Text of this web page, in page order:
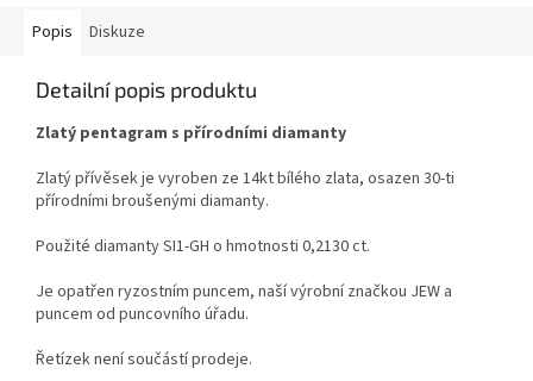
Popis Diskuze
Detailní popis produktu
Zlatý pentagram s přírodními diamanty
Zlatý přívěsek je vyroben ze 14kt bílého zlata, osazen 30-ti
přírodními broušenými diamanty.
Použité diamanty SI1-GH o hmotnosti 0,2130 ct.
Je opatřen ryzostním puncem, naší výrobní značkou JEW a
puncem od puncovního úřadu.
Řetízek není součástí prodeje.